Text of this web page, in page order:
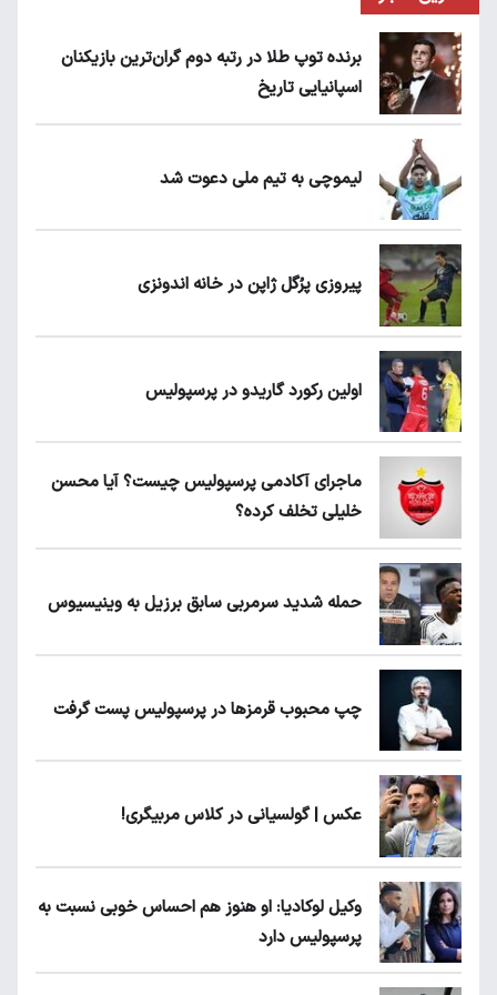
برنده توپ طلا در رتبه دوم گران‌ترین بازیکنان
اسپانیایی تاریخ
لیموچی به تیم ملی دعوت شد
پیروزی پرُگل ژاپن در خانه اندونزی
اولین رکورد گاریدو در پرسپولیس
ماجرای آکادمی پرسپولیس چیست؟ آیا محسن
خلیلی تخلف کرده؟
حمله شدید سرمربی سابق برزیل به وینیسیوس
چپ محبوب قرمزها در پرسپولیس پست گرفت
عکس | گولسیانی در کلاس مربیگری!
وکیل لوکادیا: او هنوز هم احساس خوبی نسبت به
پرسپولیس دارد